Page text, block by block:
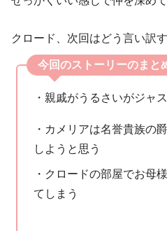
クロード、次回はどう言い訳す
今回のストーリーのまと
・親戚がうるさいがジャ
・カメリアは名誉貴族の
しようと思う
・クロードの部屋でお母
てしまう